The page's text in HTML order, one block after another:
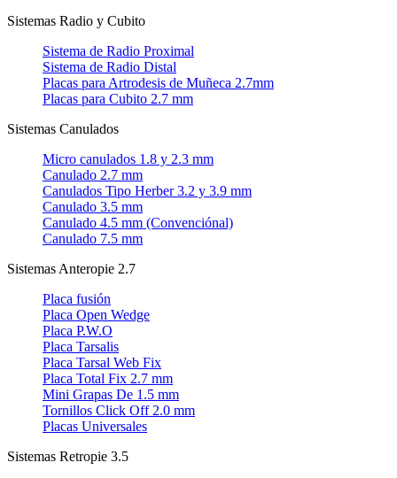
Sistemas Radio y Cubito
Sistema de Radio Proximal
Sistema de Radio Distal
Placas para Artrodesis de Muñeca 2.7mm
Placas para Cubito 2.7 mm
Sistemas Canulados
Micro canulados 1.8 y 2.3 mm
Canulado 2.7 mm
Canulados Tipo Herber 3.2 y 3.9 mm
Canulado 3.5 mm
Canulado 4.5 mm (Convenciónal)
Canulado 7.5 mm
Sistemas Anteropie 2.7
Placa fusión
Placa Open Wedge
Placa P.W.O
Placa Tarsalis
Placa Tarsal Web Fix
Placa Total Fix 2.7 mm
Mini Grapas De 1.5 mm
Tornillos Click Off 2.0 mm
Placas Universales
Sistemas Retropie 3.5